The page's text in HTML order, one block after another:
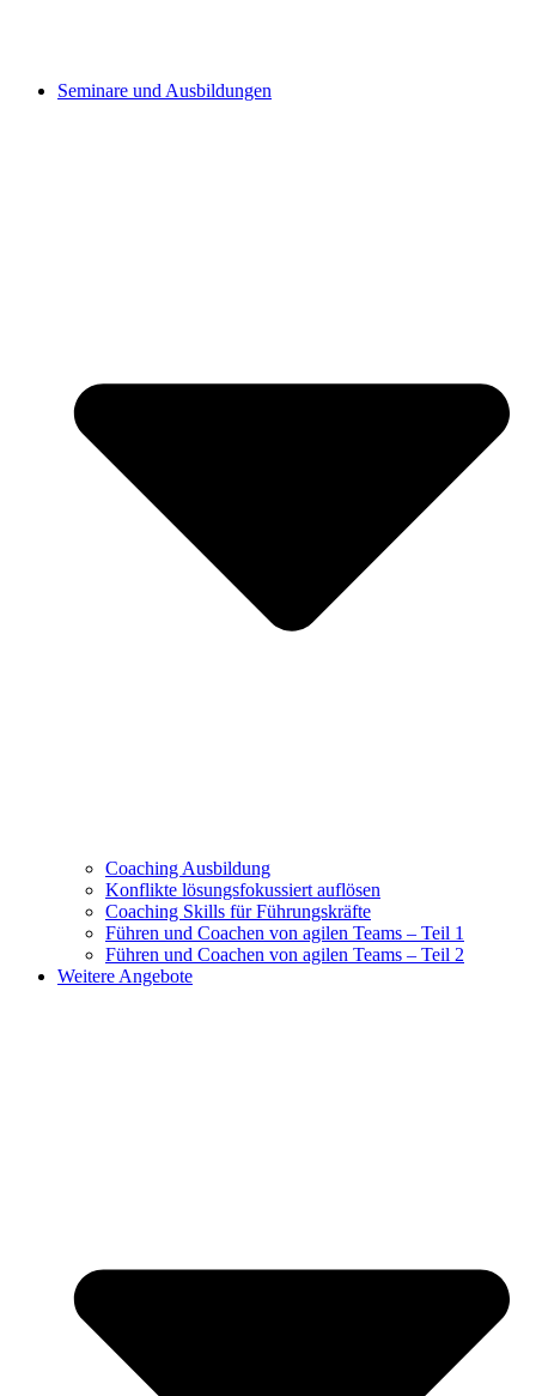
Seminare und Ausbildungen
Coaching Ausbildung
Konflikte lösungsfokussiert auflösen
Coaching Skills für Führungskräfte
Führen und Coachen von agilen Teams – Teil 1
Führen und Coachen von agilen Teams – Teil 2
Weitere Angebote